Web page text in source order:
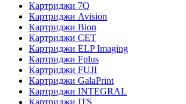
Картриджи 7Q
Картриджи Avision
Картриджи Bion
Картриджи CET
Картриджи ELP Imaging
Картриджи Fplus
Картриджи FUJI
Картриджи GalaPrint
Картриджи INTEGRAL